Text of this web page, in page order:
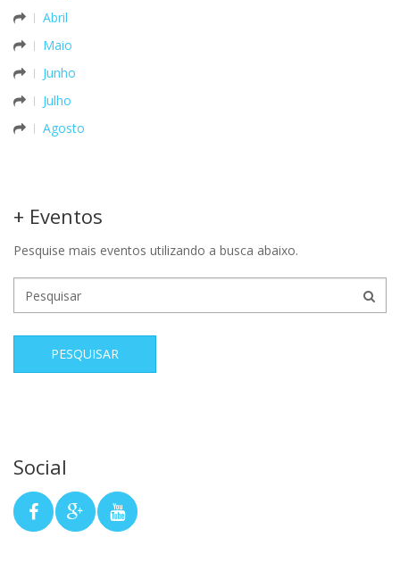
Abril
Maio
Junho
Julho
Agosto
+ Eventos
Pesquise mais eventos utilizando a busca abaixo.
PESQUISAR
Social